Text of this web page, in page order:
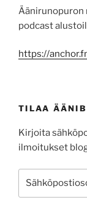
Äänirunopuron
podcast
https://
TILAA
Kirjoita
ilmoitukset